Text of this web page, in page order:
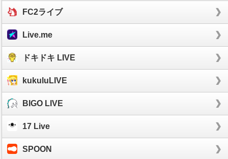
FC2ライブ
Live.me
ドキドキ LIVE
kukuluLIVE
BIGO LIVE
17 Live
SPOON